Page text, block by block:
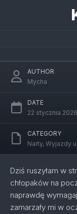
Z Monguelfo
AUTHOR
Mycha
DATE
22 stycznia 2026
CATEGORY
Narty, Wyjazdy
Dziś ruszyłam w
chłopaków na
naprawdę
zamarzały mi w